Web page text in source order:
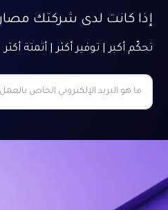
إذا كانت لدى شركتك
تحكّم أكبر | توفير أكثر | أتمتة أكثر